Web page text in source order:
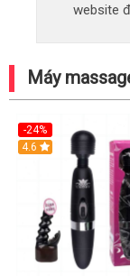
website
Máy
-24%
4.6